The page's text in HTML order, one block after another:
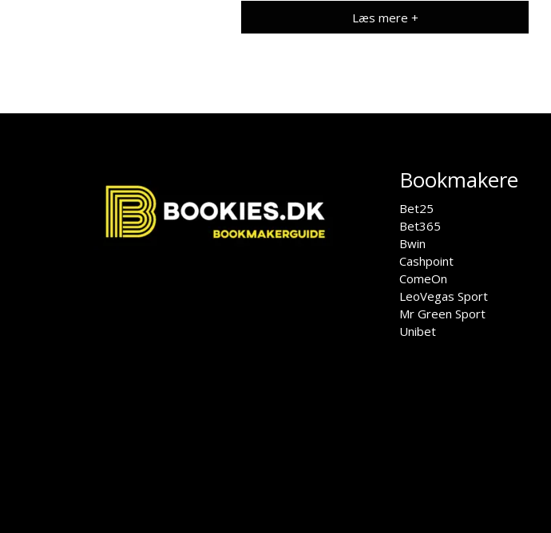
Læs mere +
Bookmakere
Bet25
Bet365
Bwin
Cashpoint
ComeOn
LeoVegas Sport
Mr Green Sport
Unibet